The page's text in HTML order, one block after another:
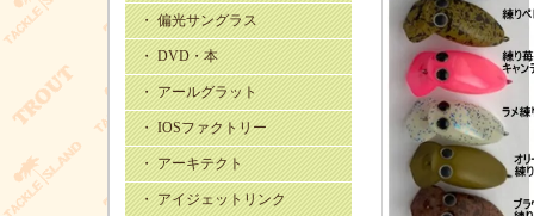
・ 偏光サングラス
・ DVD・本
・ アールグラット
・ IOSファクトリー
・ アーキテクト
・ アイジェットリンク